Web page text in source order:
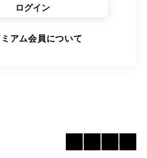
ログイン
アム会員について